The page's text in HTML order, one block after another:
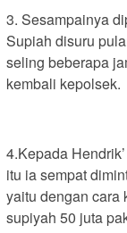
3. Sesampainya
Supiah disuru
seling beberapa
kembali kepolsek.
4.Kepada
itu ia sempat
yaitu dengan cara
supiyah 50 juta